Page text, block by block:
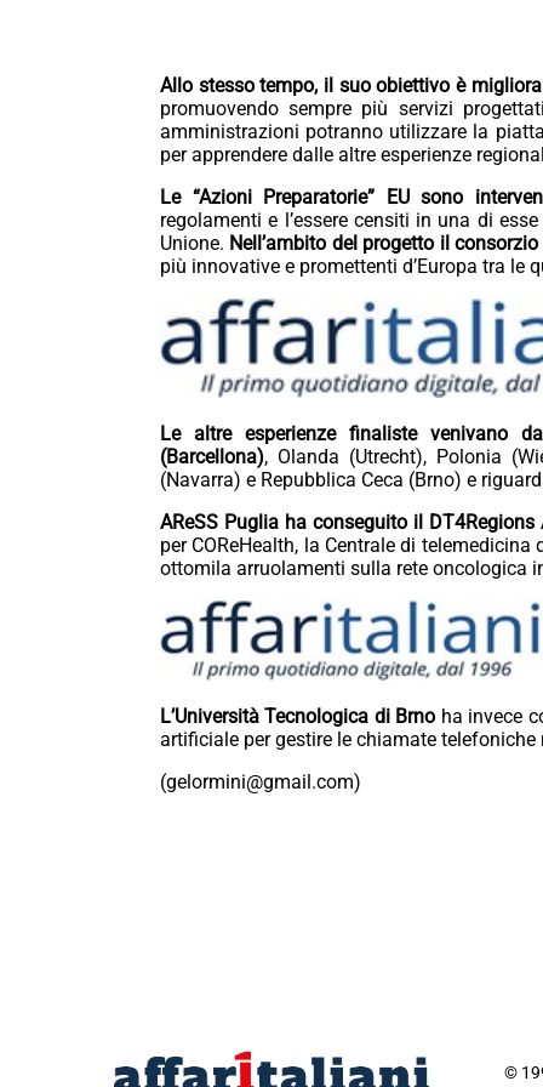
Allo stesso tempo, il suo obiettivo è
promuovendo sempre più servizi
amministrazioni potranno utilizzare la
per apprendere dalle altre esperienze
Le “Azioni Preparatorie” EU sono
regolamenti e l’essere censiti in una di
Unione. Nell’ambito del progetto il consorzio
più innovative e promettenti d’Europa tra le
Le altre esperienze finaliste venivano
(Barcellona), Olanda (Utrecht), Polonia
(Navarra) e Repubblica Ceca (Brno) e
AReSS Puglia ha conseguito il
per COReHealth, la Centrale di
ottomila arruolamenti sulla rete oncologica
L’Università Tecnologica di Brno ha invece
artificiale per gestire le chiamate telefoniche
(gelormini@gmail.com)
©